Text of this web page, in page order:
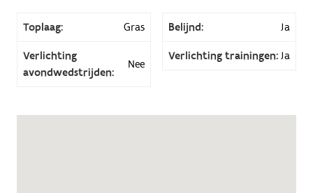
Toplaag: Gras Belijnd: Ja
Verlichting
avondwedstrijden:
Nee
Verlichting trainingen: Ja